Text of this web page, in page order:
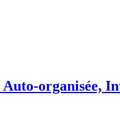
Auto-organisée, I